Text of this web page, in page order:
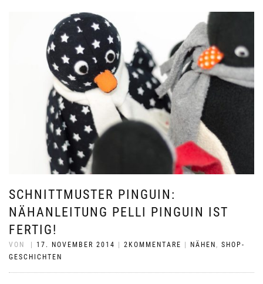
SCHNITTMUSTER PINGUIN:
NÄHANLEITUNG PELLI PINGUIN IST
FERTIG!
VON | 17. NOVEMBER 2014 | 2KOMMENTARE | NÄHEN
SHOP-
GESCHICHTEN